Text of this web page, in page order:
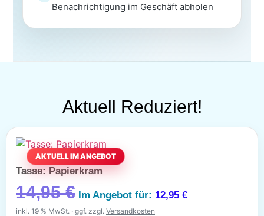
Benachrichtigung im Geschäft abholen
Aktuell Reduziert!
Tasse: Papierkram
14,95€ Im Angebot für: 12,95 €
inkl. 19 % MwSt. ggf. zzgl. Versandkosten